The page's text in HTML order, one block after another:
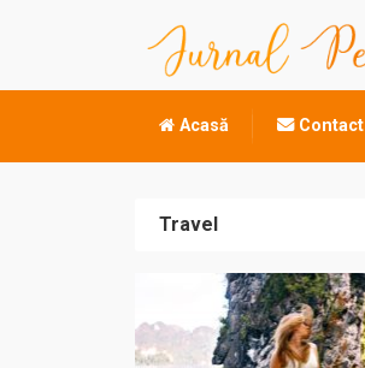
Acasă Contact
Travel